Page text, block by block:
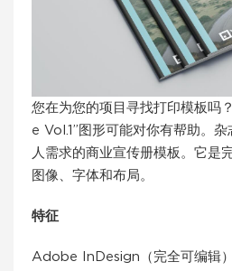
您在为您的项目寻找打印模板吗
e Vol.1”图形可能对你有帮助。
人需求的商业宣传册模板。它是
图像、字体和布局。
特征
Adobe InDesign（完全可编辑）